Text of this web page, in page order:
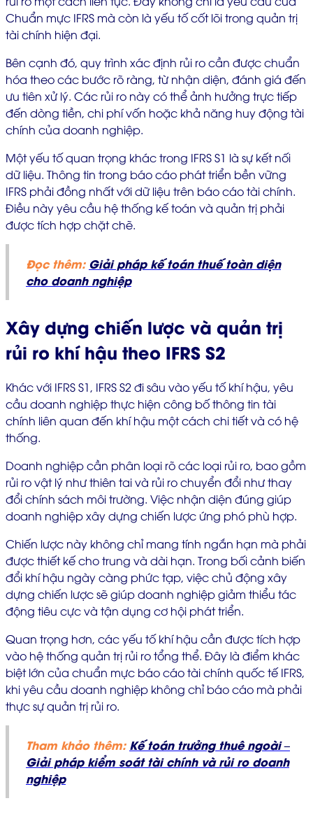
Chuẩn mực IFRS mà còn là yếu tố cốt lõi trong quản trị
tài chính hiện đại.
Bên cạnh đó, quy trình xác định rủi ro cần được chuẩn
hóa theo các bước rõ ràng, từ nhận diện, đánh giá đến
ưu tiên xử lý. Các rủi ro này có thể ảnh hưởng trực tiếp
đến dòng tiền, chi phí vốn hoặc khả năng huy động tài
chính của doanh nghiệp.
Một yếu tố quan trọng khác trong IFRS S1 là sự kết nối
dữ liệu. Thông tin trong báo cáo phát triển bền vững
IFRS phải đồng nhất với dữ liệu trên báo cáo tài chính.
Điều này yêu cầu hệ thống kế toán và quản trị phải
được tích hợp chặt chẽ.
Đọc thêm: Giải pháp kế toán thuế toàn diện
cho doanh nghiệp
Xây dựng chiến lược và quản trị
rủi ro khí hậu theo IFRS S2
Khác với IFRS S1, IFRS S2 đi sâu vào yếu tố khí hậu, yêu
cầu doanh nghiệp thực hiện công bố thông tin tài
chính liên quan đến khí hậu một cách chi tiết và có hệ
thống.
Doanh nghiệp cần phân loại rõ các loại rủi ro, bao gồm
rủi ro vật lý như thiên tai và rủi ro chuyển đổi như thay
đổi chính sách môi trường. Việc nhận diện đúng giúp
doanh nghiệp xây dựng chiến lược ứng phó phù hợp.
Chiến lược này không chỉ mang tính ngắn hạn mà phải
được thiết kế cho trung và dài hạn. Trong bối cảnh biến
đổi khí hậu ngày càng phức tạp, việc chủ động xây
dựng chiến lược sẽ giúp doanh nghiệp giảm thiểu tác
động tiêu cực và tận dụng cơ hội phát triển.
Quan trọng hơn, các yếu tố khí hậu cần được tích hợp
vào hệ thống quản trị rủi ro tổng thể. Đây là điểm khác
biệt lớn của chuẩn mực báo cáo tài chính quốc tế IFRS,
khi yêu cầu doanh nghiệp không chỉ báo cáo mà phải
thực sự quản trị rủi ro.
Tham khảo thêm: Kế toán trưởng thuê ngoài –
Giải pháp kiểm soát tài chính và rủi ro doanh
nghiệp